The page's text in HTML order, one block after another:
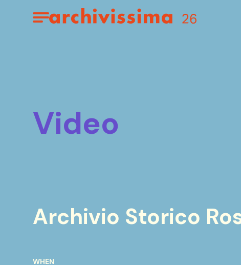
Home page
Apri il menu
video
Archivio Storico
WHEN